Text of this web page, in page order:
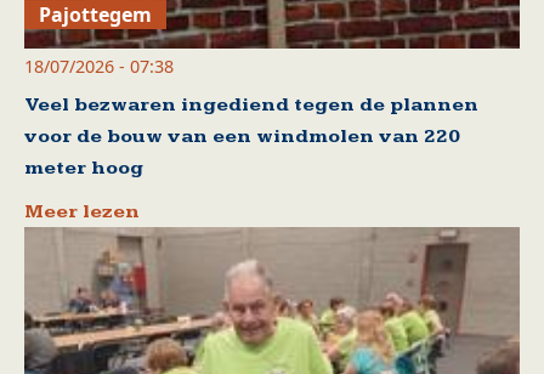
Pajottegem
18/07/2026 - 07:38
Veel bezwaren ingediend tegen de plannen
voor de bouw van een windmolen van 220
meter hoog
Meer lezen